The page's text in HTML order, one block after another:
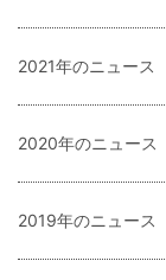
2021
2020
2019